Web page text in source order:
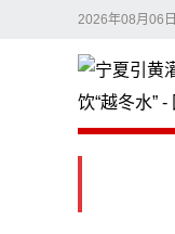
2026年08月06日